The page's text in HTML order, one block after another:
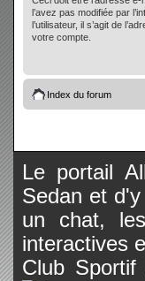
l’avez pas modifiée par
l’utilisateur, il s’agit de
votre compte.
Index du forum
Le portail
Sedan et
un chat,
interactives
Club